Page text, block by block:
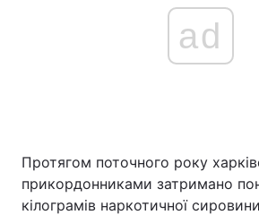
ad
Протягом поточного року
прикордонниками затримано
кілограмів наркотичної